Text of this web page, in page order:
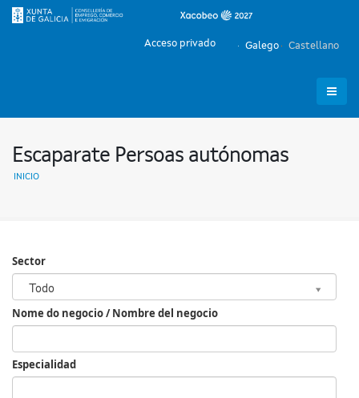
Galego Castellano
Acceso privado
Escaparate Persoas autónomas
INICIO
Sector
Todo
Sector
Nome do negocio / Nombre del negocio
Especialidad